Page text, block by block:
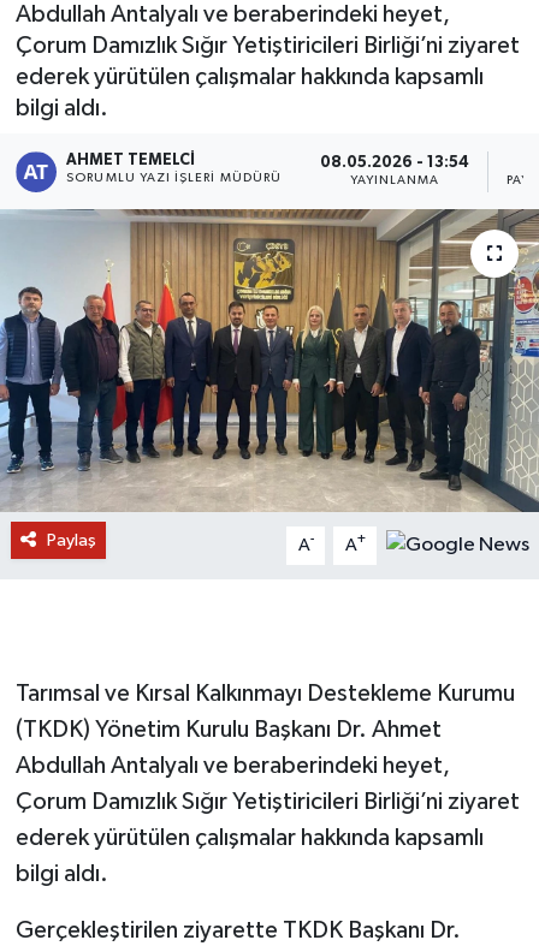
Abdullah Antalyalı ve beraberindeki heyet,
Çorum Damızlık Sığır Yetiştiricileri Birliği’ni ziyaret
ederek yürütülen çalışmalar hakkında kapsamlı
bilgi aldı.
AHMET TEMELCI
SORUMLU YAZI İŞLERI MÜDÜRÜ
08.05.2026 - 13:54
YAYINLANMA
Paylaş A- A+
Tarımsal ve Kırsal Kalkınmayı Destekleme Kurumu
(TKDK) Yönetim Kurulu Başkanı Dr. Ahmet
Abdullah Antalyalı ve beraberindeki heyet,
Çorum Damızlık Sığır Yetiştiricileri Birliği’ni ziyaret
ederek yürütülen çalışmalar hakkında kapsamlı
bilgi aldı.
Gerçekleştirilen ziyarette TKDK Başkanı Dr.